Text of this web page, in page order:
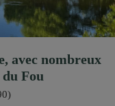
avec nombreux
Fou